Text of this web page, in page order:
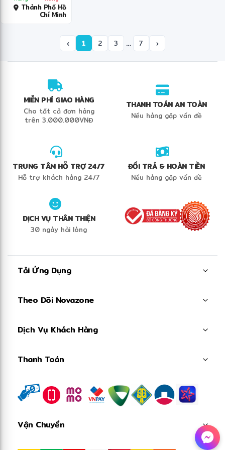
Thành Phố Hồ
Chí Minh
‹ 1 2 3 … 7 ›
MIỄN PHÍ GIAO HÀNG
Cho tất cả đơn hàng
trên 3.000.000VNĐ
THANH TOÁN AN TOÀN
Nếu hàng gặp vấn đề
TRUNG TÂM HỖ TRỢ 24/7
Hỗ trợ khách hàng 24/7
ĐỔI TRẢ & HOÀN TIỀN
Nếu hàng gặp vấn đề
DỊCH VỤ THÂN THIỆN
30 ngày hài lòng
Tải Ứng Dụng
Theo Dõi Novazone
Dịch Vụ Khách Hàng
Thanh Toán
Vận Chuyển